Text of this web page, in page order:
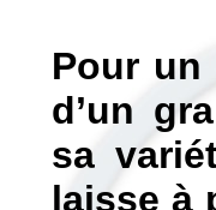
Pour
d’un
sa
laisse à